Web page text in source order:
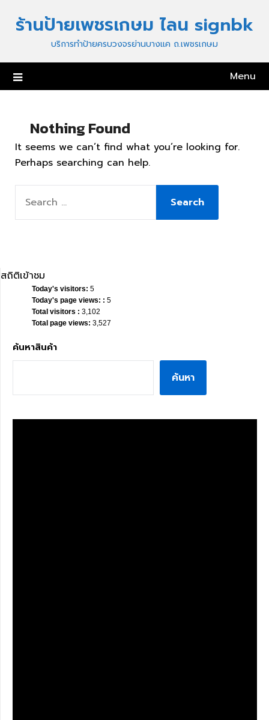
ร้านป้ายเพชรเกษม ไลน signbk
บริการทำป้ายครบวงจรย่านบางแค ถ.เพชรเกษม
Menu
Nothing Found
It seems we can’t find what you’re looking for.
Perhaps searching can help.
FOR:
สถิติเข้าชม
Today's visitors: 5
Today's page views: : 5
Total visitors : 3,102
Total page views: 3,527
ค้นหาสินค้า
ค้นหา